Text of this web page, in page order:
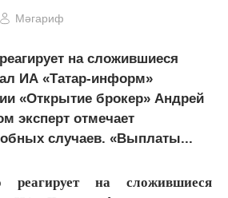
Мәгариф
на сложившиеся
ИА «Татар-информ»
«Открытие брокер» Андрей
эксперт отмечает
случаев. «Выплаты...
реагирует на сложившиеся